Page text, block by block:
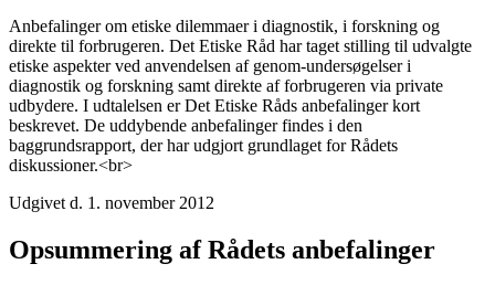
Anbefalinger om etiske dilemmaer i diagnostik, i forskning og
direkte til forbrugeren. Det Etiske Råd har taget stilling til udvalgte
etiske aspekter ved anvendelsen af genom-undersøgelser i
diagnostik og forskning samt direkte af forbrugeren via private
udbydere. I udtalelsen er Det Etiske Råds anbefalinger kort
beskrevet. De uddybende anbefalinger findes i den
baggrundsrapport, der har udgjort grundlaget for Rådets
diskussioner.<br>
Udgivet d. 1. november 2012
Opsummering af Rådets anbefalinger